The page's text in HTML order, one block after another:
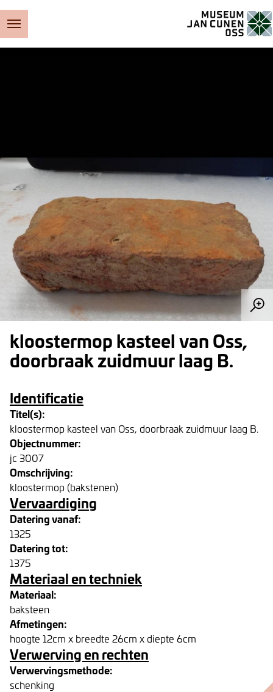
kloostermop kasteel van Oss,
doorbraak zuidmuur laag B.
Identificatie
Titel(s):
kloostermop kasteel van Oss, doorbraak zuidmuur laag B.
Objectnummer:
jc 3007
Omschrijving:
kloostermop (bakstenen)
Vervaardiging
Datering vanaf:
1325
Datering tot:
1375
Materiaal en techniek
Materiaal:
baksteen
Afmetingen:
hoogte 12cm x breedte 26cm x diepte 6cm
Verwerving en rechten
Verwervingsmethode:
schenking